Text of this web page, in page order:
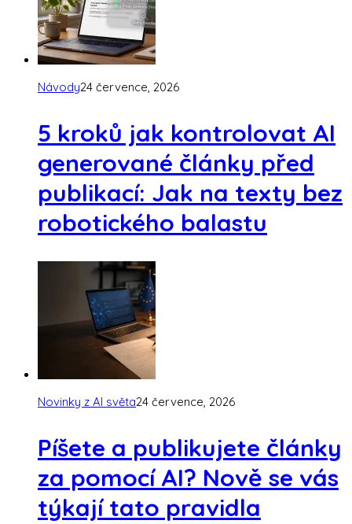
Návody24 července, 2026
5 kroků jak kontrolovat AI
generované články před
publikací: Jak na texty bez
robotického balastu
Novinky z AI světa24 července, 2026
Píšete a publikujete články
za pomocí AI? Nově se vás
týkají tato pravidla